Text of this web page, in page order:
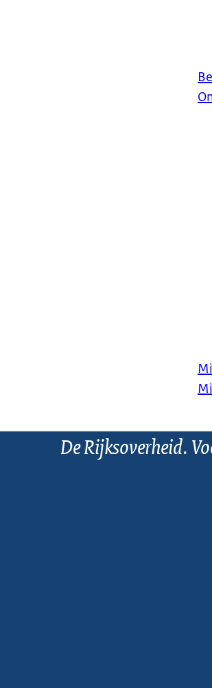
De Rijksoverheid.